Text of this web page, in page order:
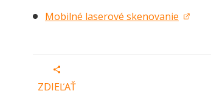
Mobilné laserové skenovanie
ZDIEĽAŤ